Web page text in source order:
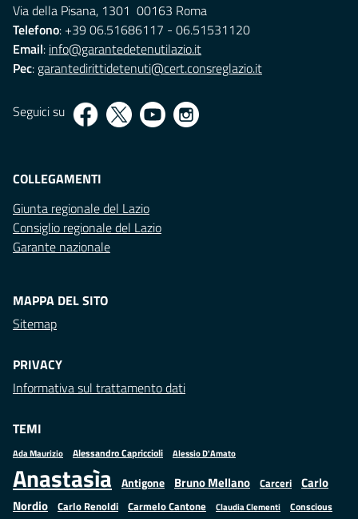
Via della Pisana, 1301 00163 Roma
Telefono: +39 06.51686117 - 06.51531120
Email: info@garantedetenutilazio.it
Pec: garantedirittidetenuti@cert.consreglazio.it
Seguici su
COLLEGAMENTI
Giunta regionale del Lazio
Consiglio regionale del Lazio
Garante nazionale
MAPPA DEL SITO
Sitemap
PRIVACY
Informativa sul trattamento dati
TEMI
Ada Maurizio Alessandro Capriccioli Alessio D'Amato
Anastasìa Antigone Bruno Mellano Carceri
Carlo
Nordio Carlo Renoldi Carmelo Cantone Claudia Clementi Conscious